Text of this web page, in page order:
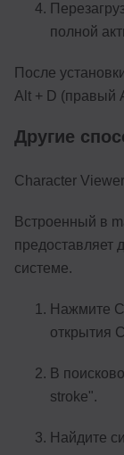
полной
После
Alt + D (правый
Другие
Character
Встроенный в
предоставляет
системе.
Нажмите
открытия
В
stroke".
Найдите